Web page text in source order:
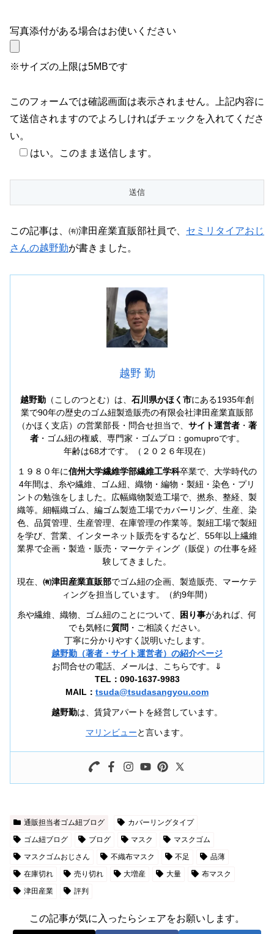
写真添付がある場合はお使いください
※サイズの上限は5MBです
このフォームでは確認画面は表示されません。上記内容に
て送信されますのでよろしければチェックを入れてくださ
い。
はい。このまま送信します。
この記事は、㈲津田産業直販部社員で、 セミリタイアおじ
さんの越野勤が書きました。
越野 勤
越野勤 （こしのつとむ）は、 石川県かほく市にある1935年創
業で90年の歴史のゴム紐製造販売の有限会社津田産業直販部
（かほく支店）の営業部長・問合せ担当で、 サイト運営者 ・ 著
者・ゴム紐の権威、専門家・ゴムプロ：gomuproです。
年齢は68才です。（２０２６年現在）
１９８０年に信州大学繊維学部繊維工学科卒業で、大学時代の
4年間は、糸や繊維、ゴム紐、織物・編物・製紐・染色・プリ
ントの勉強をしました。広幅織物製造工場で、撚糸、整経、製
織等。細幅織ゴム、編ゴム製造工場でカバーリング、生産、染
色、品質管理、生産管理、在庫管理の作業等。製紐工場で製紐
を学び、営業、インターネット販売をするなど、55年以上繊維
業界で企画・製造・販売・マーケティング（販促）の仕事を経
験してきました。
現在、 ㈲津田産業直販部でゴム紐の企画、製造販売、マーケテ
ィングを担当しています。（約9年間）
糸や繊維、織物、ゴム紐のことについて、 困り事があれば、何
でも気軽に質問 ・ご相談ください。
丁寧に分かりやすく説明いたします。
越野勤（著者・サイト運営者）の紹介ページ
お問合せの電話、メールは、こちらです。⇓
TEL：090-1637-9983
MAIL： tsuda@tsudasangyou.com
越野勤は、賃貸アパートを経営しています。
マリンビューと言います。
通販担当者ゴム紐ブログ
カバーリングタイプ
ゴム紐ブログ
ブログ マスク
マスクゴム
マスクゴムおじさん
不織布マスク 不足
品薄
在庫切れ
売り切れ 大増産 大量
布マスク
津田産業
評判
この記事が気に入ったらシェアをお願いします。